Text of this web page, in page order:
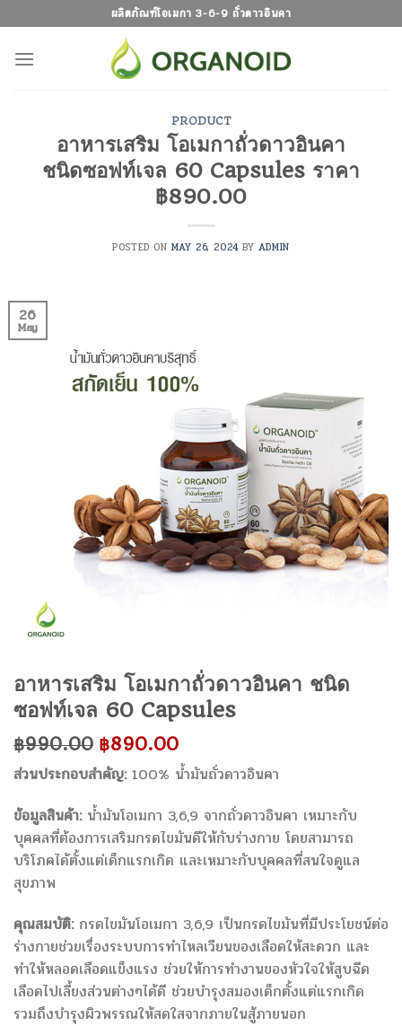
to
content
ผลิตภัณฑ์โอเมกา 3-6-9 ถั่วดาวอินคา
PRODUCT
อาหารเสริม โอเมกาถั่วดาวอินคา
ชนิดซอฟท์เจล 60 Capsules ราคา
฿890.00
POSTED ON MAY 26, 2024BY ADMIN
26
May
อาหารเสริม โอเมกาถั่วดาวอินคา ชนิด
ซอฟท์เจล 60 Capsules
฿990.00 ฿890.00
ส่วนประกอบสำคัญ: 100% น้ำมันถั่วดาวอินคา
ข้อมูลสินค้า: น้ำมันโอเมกา 3,6,9 จากถั่วดาวอินคา เหมาะกับ
บุคคลที่ต้องการเสริมกรดไขมันดีให้กับร่างกาย โดยสามารถ
บริโภคได้ตั้งแต่เด็กแรกเกิด และเหมาะกับบุคคลที่สนใจดูแล
สุขภาพ
คุณสมบัติ: กรดไขมันโอเมกา 3,6,9 เป็นกรดไขมันที่มีประโยชน์ต่อ
ร่างกายช่วยเรื่องระบบการทำไหลเวียนของเลือดให้สะดวก และ
ทำให้หลอดเลือดแข็งแรง ช่วยให้การทำงานของหัวใจให้สูบฉีด
เลือดไปเลี้ยงส่วนต่างๆได้ดี ช่วยบำรุงสมองเด็กตั้งแต่แรกเกิด
รวมถึงบำรุงผิวพรรณให้สดใสจากภายในสู้ภายนอก